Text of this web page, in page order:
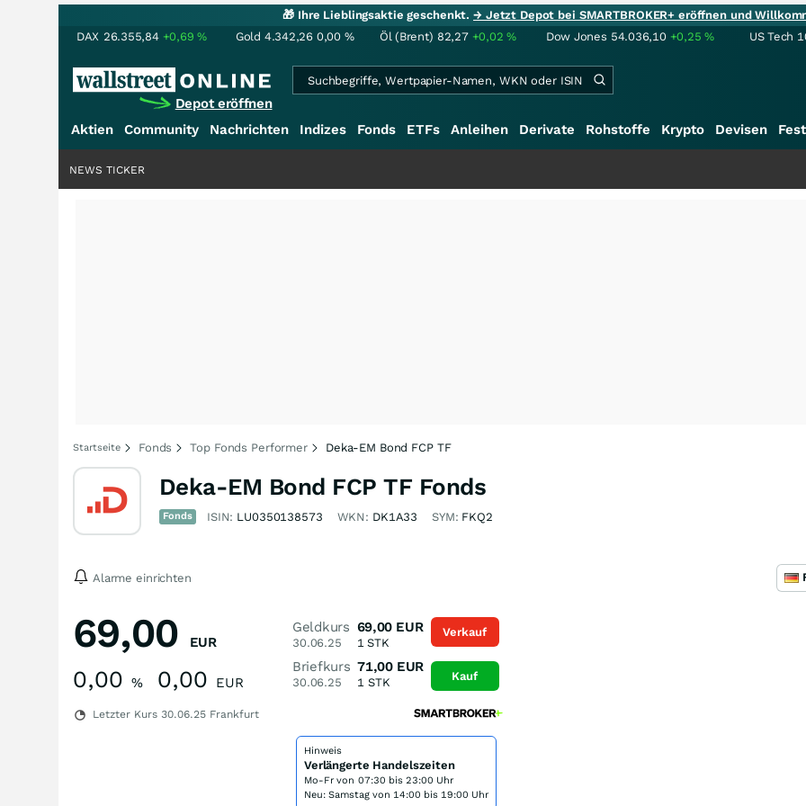
🎁 Ihre Lieblingsaktie geschenkt.→ Jetzt Depot bei SMARTBROKER+ eröffnen und
DAX 26.355,84 +0,69% Gold 4.342,26 0,00 % Öl (Brent) 82,27 +0,02% Dow Jones 54.036,10 +0,25% US Tech
Depot eröffnen
Aktien Community Nachrichten Indizes Fonds ETFs Anleihen Derivate Rohstoffe Krypto Devisen
NEWS TICKER
Startseite Fonds Top Fonds Performer Deka-EM Bond FCP TF
Deka-EM Bond FCP TF Fonds
Fonds ISIN: LU0350138573 WKN: DK1A33 SYM: FKQ2
Alarme einrichten
69,00 EUR
0,00 % 0,00 EUR
Letzter Kurs 30.06.25 Frankfurt
Geldkurs
30.06.25
69,00 EUR
1 STK
Briefkurs
30.06.25
71,00 EUR
1 STK
Verkauf
Kauf
Hinweis
Verlängerte Handelszeiten
Mo-Fr von 07:30 bis 23:00 Uhr
Neu: Samstag von 14:00 bis 19:00 Uhr